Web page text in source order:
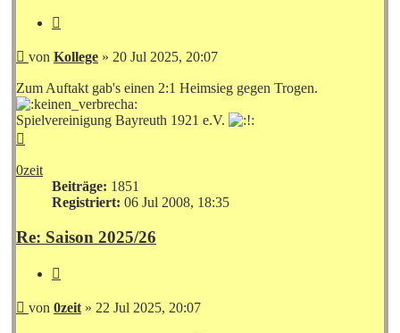
Beitrag
von Kollege » 20 Jul 2025, 20:07
Zum Auftakt gab's einen 2:1 Heimsieg gegen Trogen.
Spielvereinigung Bayreuth 1921 e.V.
0zeit
Beiträge: 1851
Registriert: 06 Jul 2008, 18:35
Re: Saison 2025/26
Beitrag
von 0zeit» 22 Jul 2025, 20:07